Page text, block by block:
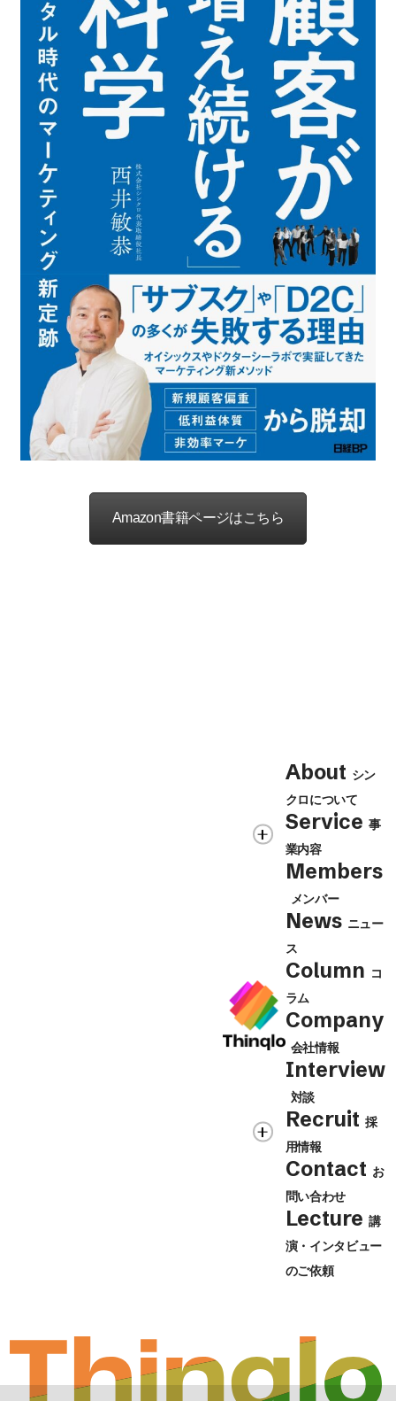
Amazon書籍ページはこちら
About シン
クロについて
Service 事
業内容
Members
メンバー
News ニュー
ス
Column コ
ラム
Company
会社情報
Interview
対談
Recruit 採
用情報
Contact お
問い合わせ
Lecture 講
演・インタビュー
のご依頼